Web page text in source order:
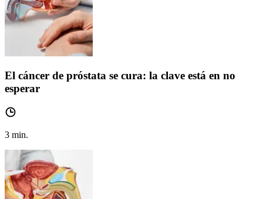
El cáncer de próstata se cura: la clave está en no
esperar
3 min.